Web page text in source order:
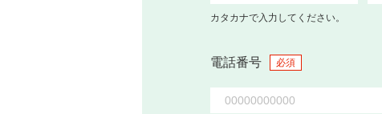
カタカナで入力してください。
電話番号 必須